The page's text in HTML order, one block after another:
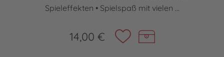
Spieleffekten • Spielspaß mit vielen ...
14,00 €